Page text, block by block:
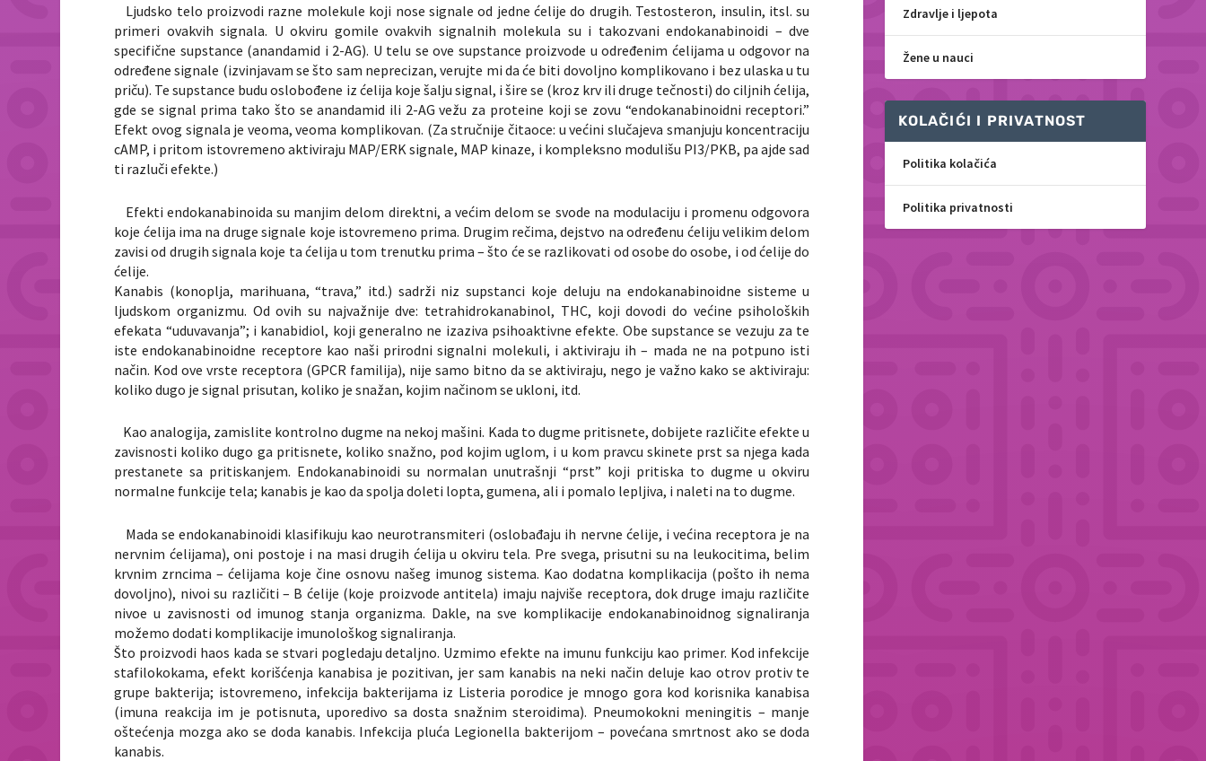
Ljudsko telo proizvodi razne molekule koji nose signale od jedne ćelije do drugih. Testosteron, insulin, itsl. su
primeri ovakvih signala. U okviru gomile ovakvih signalnih molekula su i takozvani endokanabinoidi – dve
specifične supstance (anandamid i 2-AG). U telu se ove supstance proizvode u određenim ćelijama u odgovor na
određene signale (izvinjavam se što sam neprecizan, verujte mi da će biti dovoljno komplikovano i bez ulaska u tu
priču). Te supstance budu oslobođene iz ćelija koje šalju signal, i šire se (kroz krv ili druge tečnosti) do ciljnih ćelija,
gde se signal prima tako što se anandamid ili 2-AG vežu za proteine koji se zovu “endokanabinoidni receptori.”
Efekt ovog signala je veoma, veoma komplikovan. (Za stručnije čitaoce: u većini slučajeva smanjuju koncentraciju
cAMP, i pritom istovremeno aktiviraju MAP/ERK signale, MAP kinaze, i kompleksno modulišu PI3/PKB, pa ajde sad
ti razluči efekte.)
Efekti endokanabinoida su manjim delom direktni, a većim delom se svode na modulaciju i promenu odgovora
koje ćelija ima na druge signale koje istovremeno prima. Drugim rečima, dejstvo na određenu ćeliju velikim delom
zavisi od drugih signala koje ta ćelija u tom trenutku prima – što će se razlikovati od osobe do osobe, i od ćelije do
ćelije.
Kanabis (konoplja, marihuana, “trava,” itd.) sadrži niz supstanci koje deluju na endokanabinoidne sisteme u
ljudskom organizmu. Od ovih su najvažnije dve: tetrahidrokanabinol, THC, koji dovodi do većine psiholoških
efekata “uduvavanja”; i kanabidiol, koji generalno ne izaziva psihoaktivne efekte. Obe supstance se vezuju za te
iste endokanabinoidne receptore kao naši prirodni signalni molekuli, i aktiviraju ih – mada ne na potpuno isti
način. Kod ove vrste receptora (GPCR familija), nije samo bitno da se aktiviraju, nego je važno kako se aktiviraju:
koliko dugo je signal prisutan, koliko je snažan, kojim načinom se ukloni, itd.
Kao analogija, zamislite kontrolno dugme na nekoj mašini. Kada to dugme pritisnete, dobijete različite efekte u
zavisnosti koliko dugo ga pritisnete, koliko snažno, pod kojim uglom, i u kom pravcu skinete prst sa njega kada
prestanete sa pritiskanjem. Endokanabinoidi su normalan unutrašnji “prst” koji pritiska to dugme u okviru
normalne funkcije tela; kanabis je kao da spolja doleti lopta, gumena, ali i pomalo lepljiva, i naleti na to dugme.
Mada se endokanabinoidi klasifikuju kao neurotransmiteri (oslobađaju ih nervne ćelije, i većina receptora je na
nervnim ćelijama), oni postoje i na masi drugih ćelija u okviru tela. Pre svega, prisutni su na leukocitima, belim
krvnim zrncima – ćelijama koje čine osnovu našeg imunog sistema. Kao dodatna komplikacija (pošto ih nema
dovoljno), nivoi su različiti – B ćelije (koje proizvode antitela) imaju najviše receptora, dok druge imaju različite
nivoe u zavisnosti od imunog stanja organizma. Dakle, na sve komplikacije endokanabinoidnog signaliranja
možemo dodati komplikacije imunološkog signaliranja.
Što proizvodi haos kada se stvari pogledaju detaljno. Uzmimo efekte na imunu funkciju kao primer. Kod infekcije
stafilokokama, efekt korišćenja kanabisa je pozitivan, jer sam kanabis na neki način deluje kao otrov protiv te
grupe bakterija; istovremeno, infekcija bakterijama iz Listeria porodice je mnogo gora kod korisnika kanabisa
(imuna reakcija im je potisnuta, uporedivo sa dosta snažnim steroidima). Pneumokokni meningitis – manje
oštećenja mozga ako se doda kanabis. Infekcija pluća Legionella bakterijom – povećana smrtnost ako se doda
kanabis.
Zdravlje i ljepota
Žene u nauci
KOLAČIĆI I PRIVATNOST
Politika kolačića
Politika privatnosti